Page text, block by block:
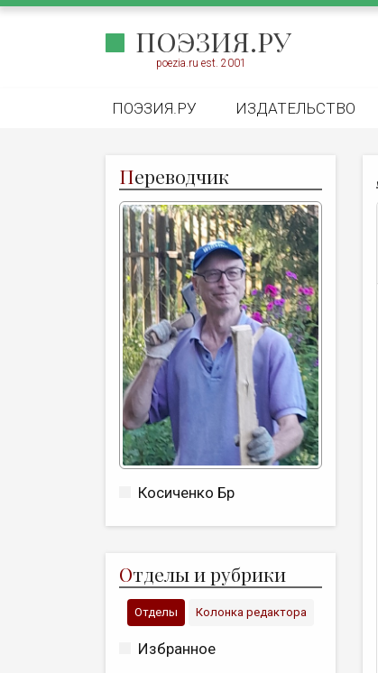
ПОЭЗИЯ.РУ
poezia.ru est. 2001
ПОЭЗИЯ.РУ ИЗДАТЕЛЬСТВО
Переводчик
Косиченко Бр
Отделы и рубрики
Отделы Колонка редактора
Избранное